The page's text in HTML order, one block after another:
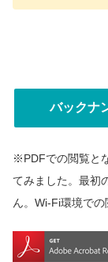
バックナ
※PDFでの閲覧と
てみました。最初
ん。Wi-Fi環境での